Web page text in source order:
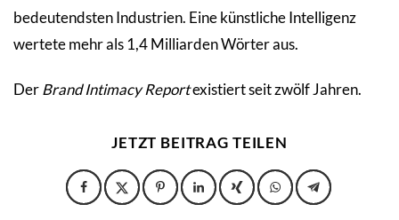
bedeutendsten Industrien. Eine künstliche Intelligenz
wertete mehr als 1,4 Milliarden Wörter aus.
DerBrand Intimacy Reportexistiert seit zwölf Jahren.
JETZT BEITRAG TEILEN